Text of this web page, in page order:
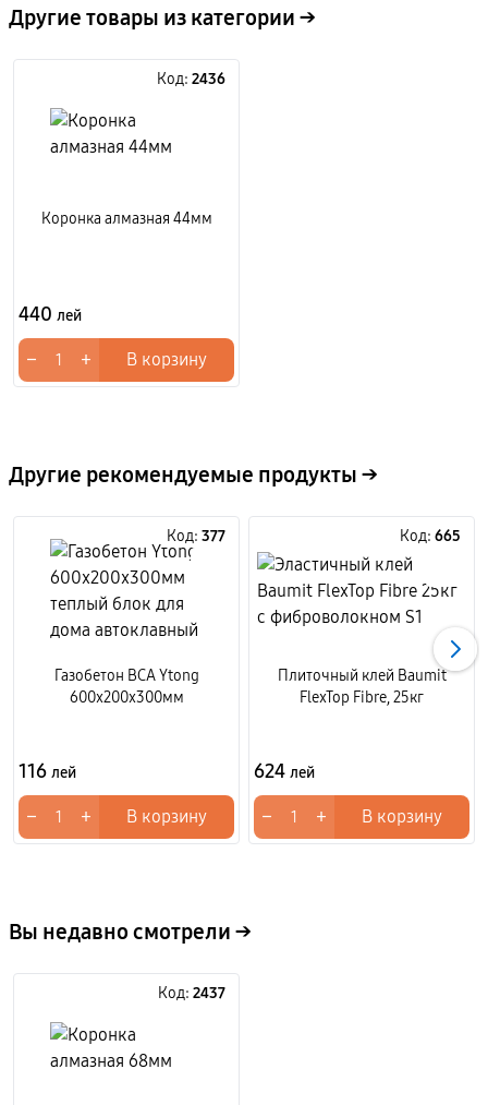
Другие товары из категории →
Код: 2436
Коронка алмазная 44мм
440 лей
− + В корзину
Другие рекомендуемые продукты →
Код: 377
Газобетон BCA Ytong
600x200x300мм
116 лей
− + В корзину
Код: 665
Плиточный клей Baumit
FlexTop Fibre, 25кг
624 лей
− + В корзину
Вы недавно смотрели →
Код: 2437